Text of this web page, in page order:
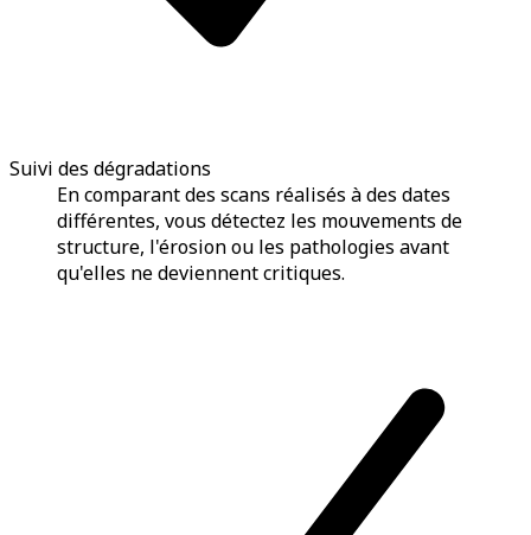
Suivi des dégradations
En comparant des scans réalisés à des dates
différentes, vous détectez les mouvements de
structure, l'érosion ou les pathologies avant
qu'elles ne deviennent critiques.